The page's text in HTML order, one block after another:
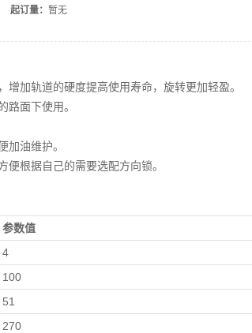
起订量： 暂无
增加轨道的硬度提高使用寿命，旋转更加轻盈。
路面下使用。
加油维护。
便根据自己的需要选配方向锁。
参数值
4
100
51
270